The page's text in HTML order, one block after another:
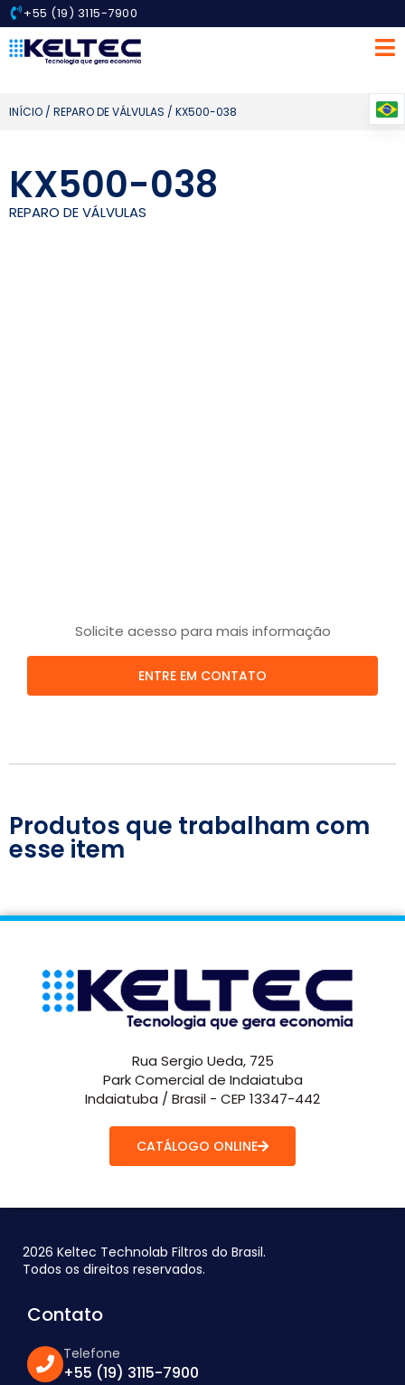
+55 (19) 3115-7900
INÍCIO / REPARO DE VÁLVULAS / KX500-038
KX500-038
REPARO DE VÁLVULAS
Solicite acesso para mais informação
ENTRE EM CONTATO
Produtos que trabalham com
esse item
Rua Sergio Ueda, 725
Park Comercial de Indaiatuba
Indaiatuba / Brasil - CEP 13347-442
CATÁLOGO ONLINE
2026 Keltec Technolab Filtros do Brasil.
Todos os direitos reservados.
Contato
Telefone
+55 (19) 3115-7900